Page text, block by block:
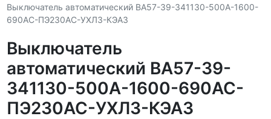
Выключатель автоматический ВА57-39-341130-500А-1600-
690AC-ПЭ230AC-УХЛ3-КЭАЗ
Выключатель
автоматический ВА57-39-
341130-500А-1600-690AC-
ПЭ230AC-УХЛ3-КЭАЗ